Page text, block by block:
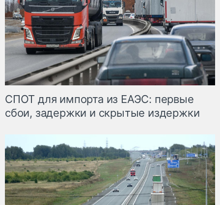
СПОТ для импорта из ЕАЭС: первые
сбои, задержки и скрытые издержки